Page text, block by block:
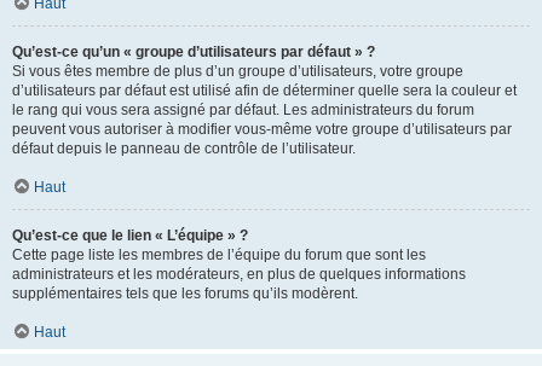
Haut
Qu’est-ce qu’un « groupe d’utilisateurs par défaut » ?
Si vous êtes membre de plus d’un groupe d’utilisateurs, votre groupe
d’utilisateurs par défaut est utilisé afin de déterminer quelle sera la couleur et
le rang qui vous sera assigné par défaut. Les administrateurs du forum
peuvent vous autoriser à modifier vous-même votre groupe d’utilisateurs par
défaut depuis le panneau de contrôle de l’utilisateur.
Haut
Qu’est-ce que le lien « L’équipe » ?
Cette page liste les membres de l’équipe du forum que sont les
administrateurs et les modérateurs, en plus de quelques informations
supplémentaires tels que les forums qu’ils modèrent.
Haut